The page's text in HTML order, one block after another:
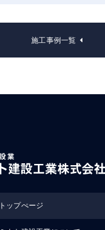
施工事例一覧
トップぺージ